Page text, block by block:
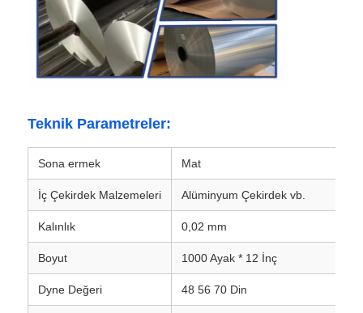
Bize Ulaşın
Haberler
Durumlar
Bir İndirim İste
Alüminyum folyo rulosu
alüminyum plaka
Teknik Parametreler:
Sona ermek Mat
İç Çekirdek Malzemeleri Alüminyum Çekirdek vb.
Kalınlık 0,02 mm
Boyut 1000 Ayak * 12 İnç
Dyne Değeri 48 56 70 Din